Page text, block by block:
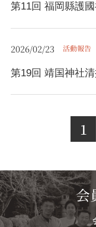
第11回 福岡縣護
2026/02/23 活動報告
第19回 靖国神社
1
会